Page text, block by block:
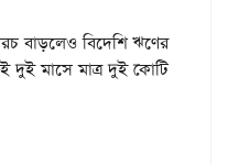
বাড়লেও বিদেশি ঋণের
দুই মাসে মাত্র দুই কোটি